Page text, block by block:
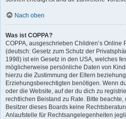
Nach oben
Was ist COPPA?
COPPA, ausgeschrieben Children’s Online
(deutsch: Gesetz zum Schutz der
1998) ist ein Gesetz in den USA, welches
möglicherweise persönliche Daten von
hierzu die Zustimmung der Eltern
Erziehungsberechtigten benötigen. Wenn
oder die Website, auf der du dich zu
rechtlichen Beistand zu Rate. Bitte
Besitzer dieses Boards keine
Anlaufstelle für Rechtsangelegenheiten